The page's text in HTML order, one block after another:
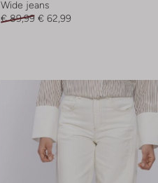
Wide jeans
€ 89,99 € 62,99